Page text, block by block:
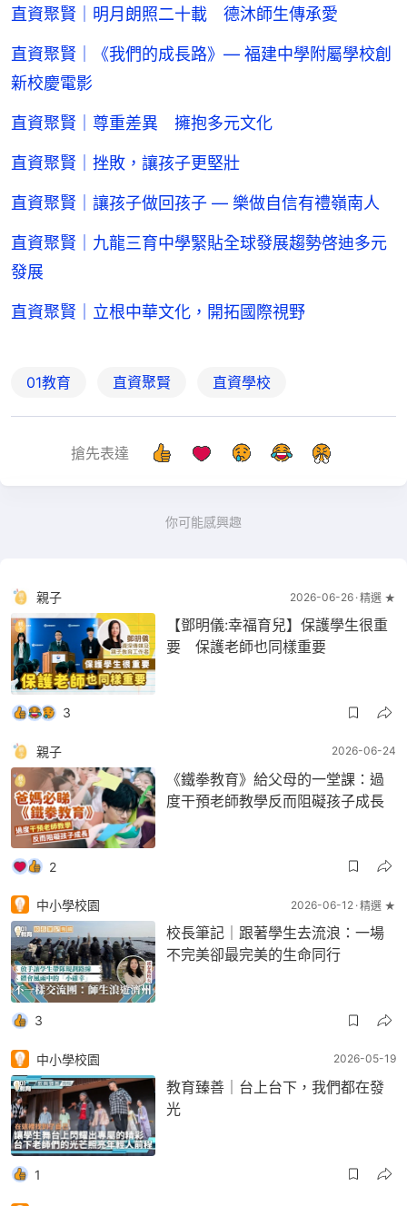
直資聚賢｜明月朗照二十載 德沐師生傳承愛
直資聚賢｜《我們的成長路》— 福建中學附屬學校創
新校慶電影
直資聚賢｜尊重差異 擁抱多元文化
直資聚賢｜挫敗，讓孩子更堅壯
直資聚賢｜讓孩子做回孩子 — 樂做自信有禮嶺南人
直資聚賢｜九龍三育中學緊貼全球發展趨勢啓迪多元
發展
直資聚賢｜立根中華文化，開拓國際視野
01教育 直資聚賢 直資學校
搶先表達
你可能感興趣
親子 2026-06-26 精選 ★
【鄧明儀:幸福育兒】保護學生很重
要 保護老師也同樣重要
3
親子 2026-06-24
《鐵拳教育》給父母的一堂課：過
度干預老師教學反而阻礙孩子成長
2
中小學校園 2026-06-12 精選 ★
校長筆記｜跟著學生去流浪：一場
不完美卻最完美的生命同行
3
中小學校園 2026-05-19
教育臻善｜台上台下，我們都在發
光
1